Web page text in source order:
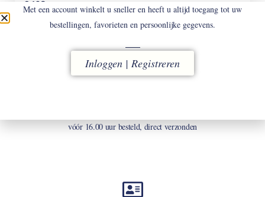
€ 168
vóór 16.00 uur besteld, direct verzonden
Met een account winkelt u sneller en heeft u altijd toegang tot uw
bestellingen, favorieten en persoonlijke gegevens.
Inloggen | Registreren